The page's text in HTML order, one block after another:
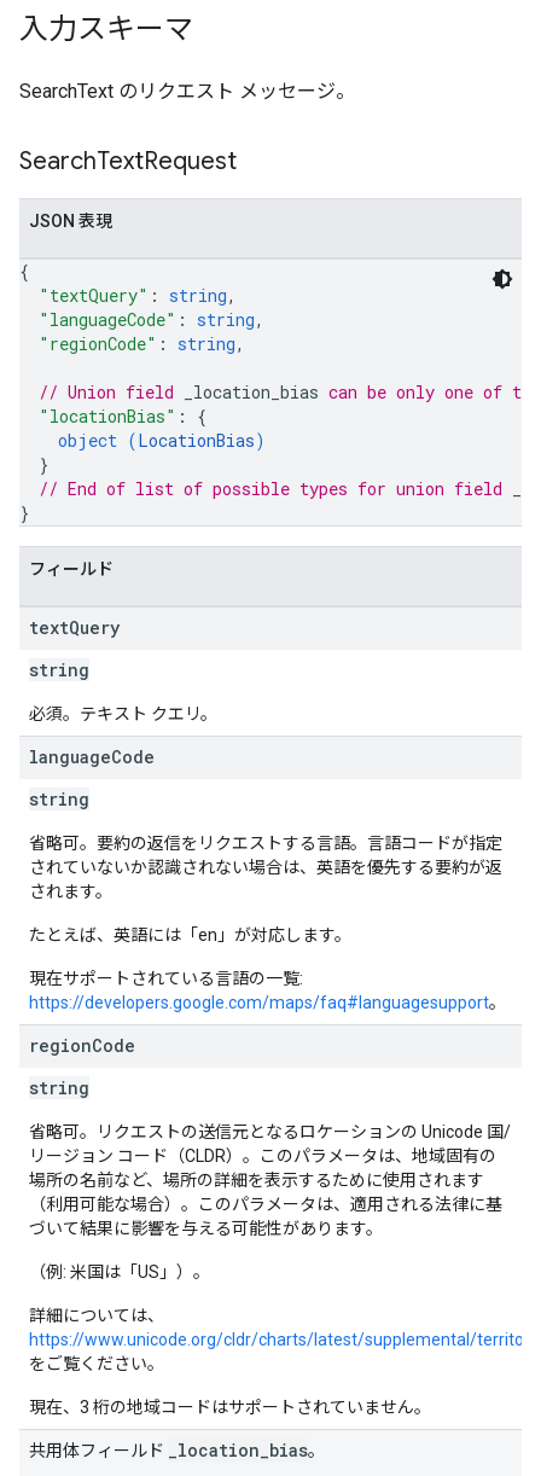
入力スキーマ
SearchText のリクエスト メッセージ。
SearchTextRequest
JSON 表現
{
"textQuery" : string,
"languageCode" : string,
"regionCode" : string,
// Union field _location_bias can be only one of
"locationBias" : {
object (LocationBias)
}
// End of list of possible types for union field
}
フィールド
textQuery
string
必須。テキスト クエリ。
languageCode
string
省略可。要約の返信をリクエストする言語。言語コードが指定
されていないか認識されない場合は、英語を優先する要約が返
されます。
たとえば、英語には「en」が対応します。
現在サポートされている言語の一覧:
https://developers.google.com/maps/faq#languagesupport。
regionCode
string
省略可。リクエストの送信元となるロケーションの Unicode 国/
リージョン コード（CLDR）。このパラメータは、地域固有の
場所の名前など、場所の詳細を表示するために使用されます
（利用可能な場合）。このパラメータは、適用される法律に基
づいて結果に影響を与える可能性があります。
（例: 米国は「US」）。
詳細については、
https://www.unicode.org/cldr/charts/latest/supplemental/
をご覧ください。
現在、3 桁の地域コードはサポートされていません。
共用体フィールド _location_bias。